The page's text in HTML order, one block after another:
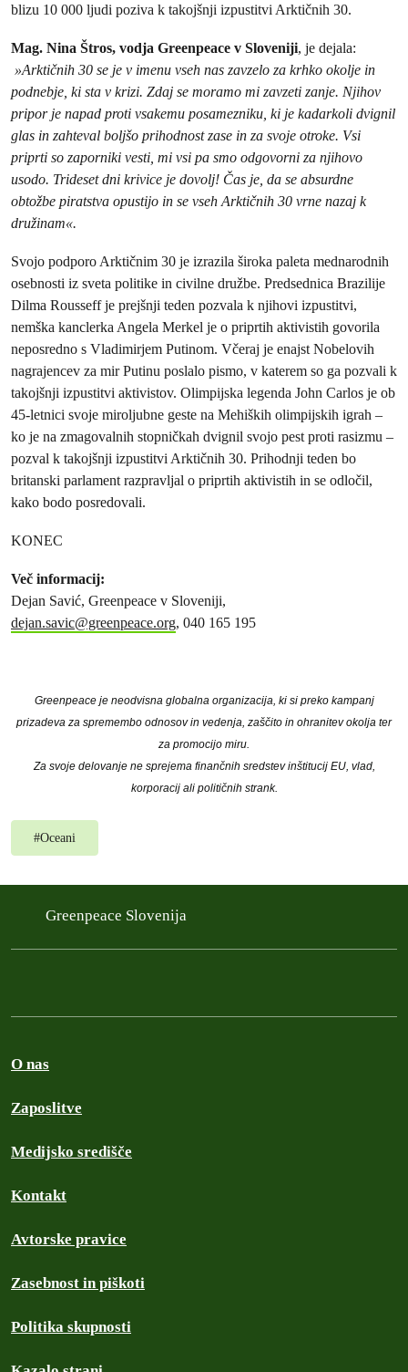
blizu 10 000 ljudi poziva k takojšnji izpustitvi Arktičnih 30.
Mag. Nina Štros, vodja Greenpeace v Sloveniji, je dejala:
»Arktičnih 30 se je v imenu vseh nas zavzelo za krhko okolje in
podnebje, ki sta v krizi. Zdaj se moramo mi zavzeti zanje. Njihov
pripor je napad proti vsakemu posamezniku, ki je kadarkoli dvignil
glas in zahteval boljšo prihodnost zase in za svoje otroke. Vsi
priprti so zaporniki vesti, mi vsi pa smo odgovorni za njihovo
usodo. Trideset dni krivice je dovolj! Čas je, da se absurdne
obtožbe piratstva opustijo in se vseh Arktičnih 30 vrne nazaj k
družinam«.
Svojo podporo Arktičnim 30 je izrazila široka paleta mednarodnih
osebnosti iz sveta politike in civilne družbe. Predsednica Brazilije
Dilma Rousseff je prejšnji teden pozvala k njihovi izpustitvi,
nemška kanclerka Angela Merkel je o priprtih aktivistih govorila
neposredno s Vladimirjem Putinom. Včeraj je enajst Nobelovih
nagrajencev za mir Putinu poslalo pismo, v katerem so ga pozvali k
takojšnji izpustitvi aktivistov. Olimpijska legenda John Carlos je ob
45-letnici svoje miroljubne geste na Mehiških olimpijskih igrah –
ko je na zmagovalnih stopničkah dvignil svojo pest proti rasizmu –
pozval k takojšnji izpustitvi Arktičnih 30. Prihodnji teden bo
britanski parlament razpravljal o priprtih aktivistih in se odločil,
kako bodo posredovali.
KONEC
Več informacij:
Dejan Savić, Greenpeace v Sloveniji,
dejan.savic@greenpeace.org, 040 165 195
Greenpeace je neodvisna globalna organizacija, ki si preko kampanj
prizadeva za spremembo odnosov in vedenja, zaščito in ohranitev okolja ter
za promocijo miru.
Za svoje delovanje ne sprejema finančnih sredstev inštitucij EU, vlad,
korporacij ali političnih strank.
#Oceani
Greenpeace Slovenija
O nas
Zaposlitve
Medijsko središče
Kontakt
Avtorske pravice
Zasebnost in piškoti
Politika skupnosti